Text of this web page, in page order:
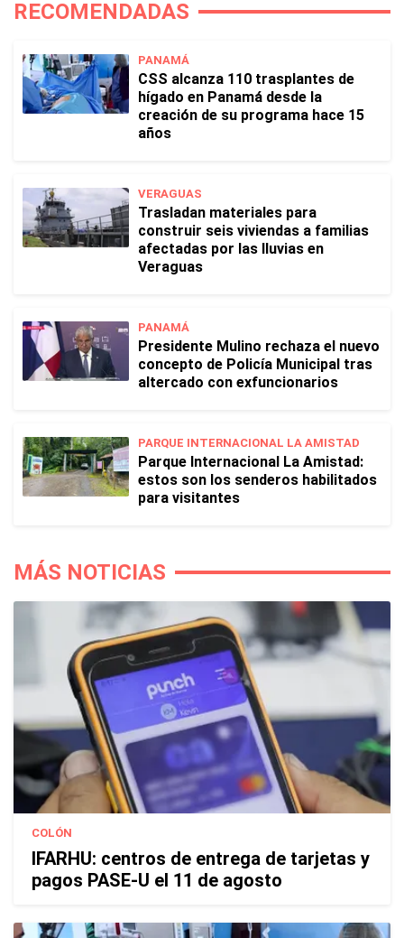
RECOMENDADAS
PANAMÁ
CSS alcanza 110 trasplantes de
hígado en Panamá desde la
creación de su programa hace 15
años
VERAGUAS
Trasladan materiales para
construir seis viviendas a familias
afectadas por las lluvias en
Veraguas
PANAMÁ
Presidente Mulino rechaza el nuevo
concepto de Policía Municipal tras
altercado con exfuncionarios
PARQUE INTERNACIONAL LA AMISTAD
Parque Internacional La Amistad:
estos son los senderos habilitados
para visitantes
MÁS NOTICIAS
COLÓN
IFARHU: centros de entrega de tarjetas y
pagos PASE-U el 11 de agosto